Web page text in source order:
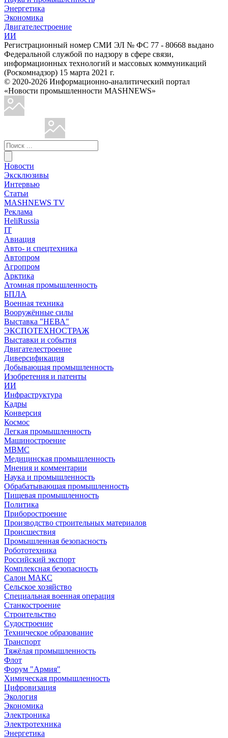
Энергетика
Экономика
Двигателестроение
ИИ
Регистрационный номер СМИ ЭЛ № ФС 77 - 80668 выдано
Федеральной службой по надзору в сфере связи,
информационных технологий и массовых коммуникаций
(Роскомнадзор) 15 марта 2021 г.
© 2020-2026 Информационно-аналитический портал
«Новости промышленности MASHNEWS»
Новости
Эксклюзивы
Интервью
Статьи
MASHNEWS TV
Реклама
HeliRussia
IT
Авиация
Авто- и спецтехника
Автопром
Агропром
Арктика
Атомная промышленность
БПЛА
Военная техника
Вооружённые силы
Выставка "НЕВА"
ЭКСПОТЕХНОСТРАЖ
Выставки и события
Двигателестроение
Диверсификация
Добывающая промышленность
Изобретения и патенты
ИИ
Инфраструктура
Кадры
Конверсия
Космос
Легкая промышленность
Машиностроение
МВМС
Медицинская промышленность
Мнения и комментарии
Наука и промышленность
Обрабатывающая промышленность
Пищевая промышленность
Политика
Приборостроение
Производство строительных материалов
Происшествия
Промышленная безопасность
Робототехника
Российский экспорт
Комплексная безопасность
Салон МАКС
Сельское хозяйство
Специальная военная операция
Станкостроение
Строительство
Судостроение
Техническое образование
Транспорт
Тяжёлая промышленность
Флот
Форум "Армия"
Химическая промышленность
Цифровизация
Экология
Экономика
Электроника
Электротехника
Энергетика